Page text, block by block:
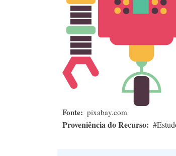
Fonte pixabay.com
Proveniência do Recurso